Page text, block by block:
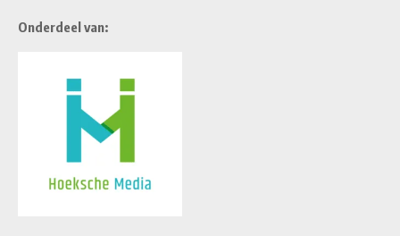
Onderdeel van: